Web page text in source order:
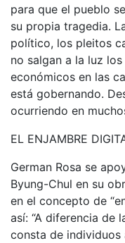
para que el pueblo
su propia tragedia.
político, los pleitos
no salgan a la luz
económicos en las
está gobernando.
ocurriendo en
EL ENJAMBRE
German Rosa se
Byung-Chul en su
en el concepto de
así: “A diferencia de
consta de individuos